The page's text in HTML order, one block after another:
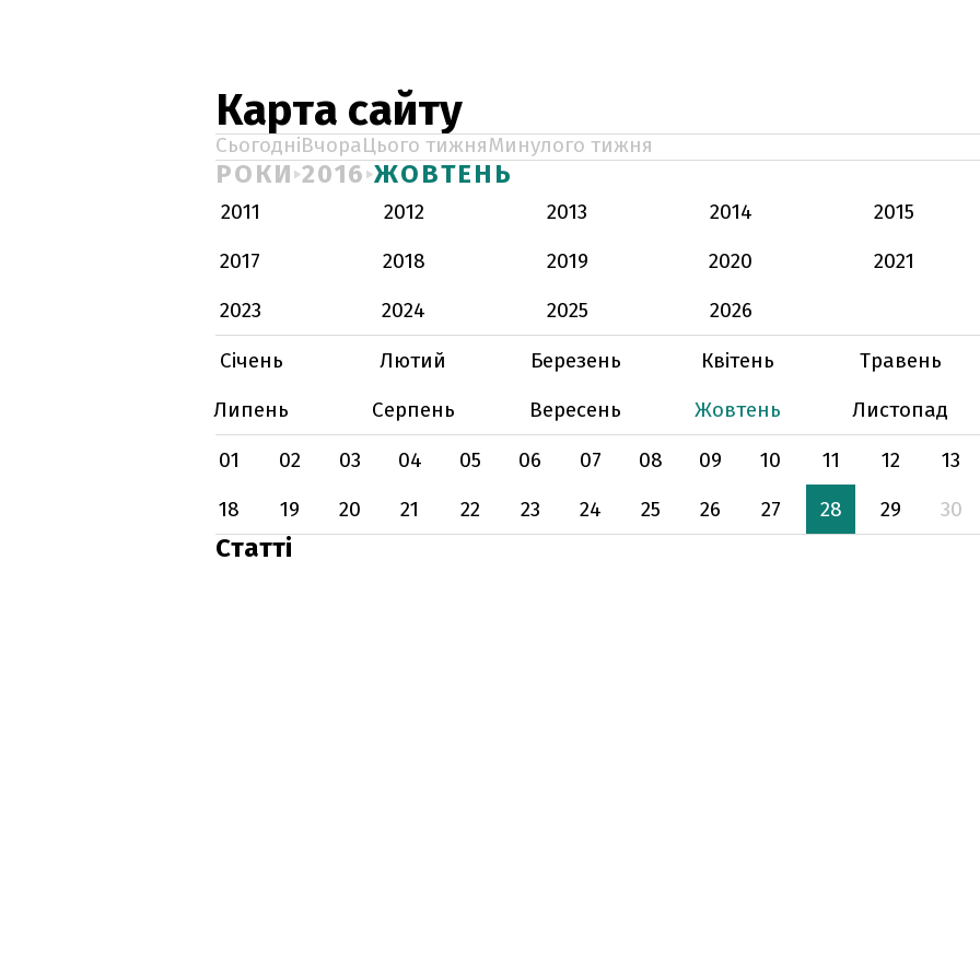
Карта сайту
СьогодніВчораЦього тижняМинулого тижня
РОКИ 2016 ЖОВТЕНЬ
2011 2012 2013 2014
2015
2017
2018 2019 2020
2021
2023
2024 2025
2026
Січень
Лютий Березень Квітень
Травень
Липень
Серпень Вересень Жовтень
Листопад
01
02 03 04 05 06 07 08 09 10 11 12
13
18
19 20 21 22 23 24 25 26 27 28 29 30
Статті